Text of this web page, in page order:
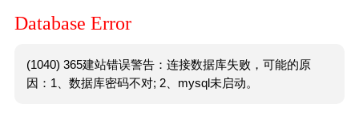
Database Error
(1040) 365建站错误警告：连接数据库失败，可能的原
因：1、数据库密码不对; 2、mysql未启动。